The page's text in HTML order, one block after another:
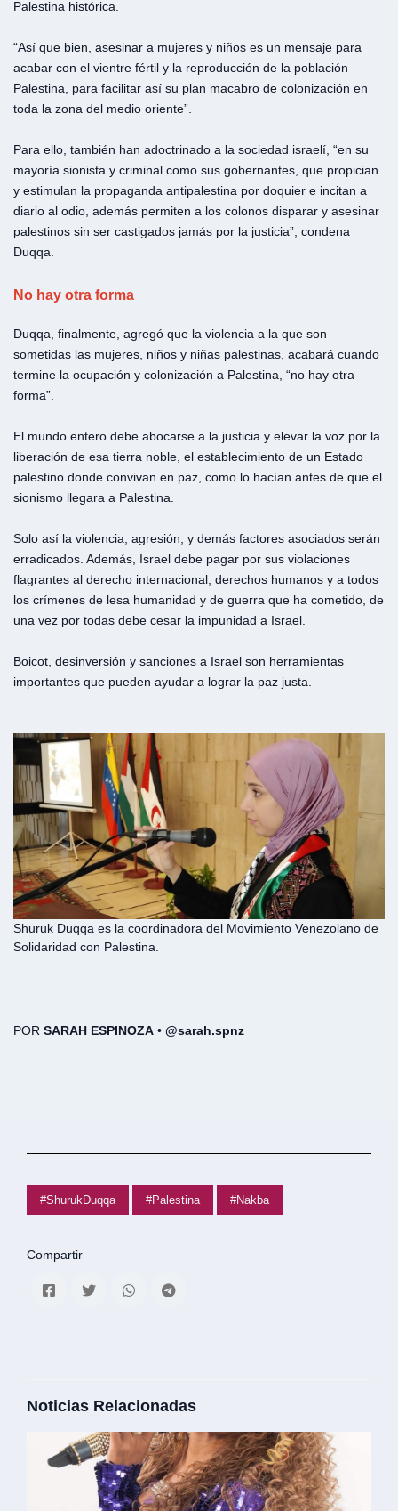
Palestina histórica.
“Así que bien, asesinar a mujeres y niños es un mensaje para
acabar con el vientre fértil y la reproducción de la población
Palestina, para facilitar así su plan macabro de colonización en
toda la zona del medio oriente”.
Para ello, también han adoctrinado a la sociedad israelí, “en su
mayoría sionista y criminal como sus gobernantes, que propician
y estimulan la propaganda antipalestina por doquier e incitan a
diario al odio, además permiten a los colonos disparar y asesinar
palestinos sin ser castigados jamás por la justicia”, condena
Duqqa.
No hay otra forma
Duqqa, finalmente, agregó que la violencia a la que son
sometidas las mujeres, niños y niñas palestinas, acabará cuando
termine la ocupación y colonización a Palestina, “no hay otra
forma”.
El mundo entero debe abocarse a la justicia y elevar la voz por la
liberación de esa tierra noble, el establecimiento de un Estado
palestino donde convivan en paz, como lo hacían antes de que el
sionismo llegara a Palestina.
Solo así la violencia, agresión, y demás factores asociados serán
erradicados. Además, Israel debe pagar por sus violaciones
flagrantes al derecho internacional, derechos humanos y a todos
los crímenes de lesa humanidad y de guerra que ha cometido, de
una vez por todas debe cesar la impunidad a Israel.
Boicot, desinversión y sanciones a Israel son herramientas
importantes que pueden ayudar a lograr la paz justa.
Shuruk Duqqa es la coordinadora del Movimiento Venezolano de
Solidaridad con Palestina.
POR SARAH ESPINOZA • @sarah.spnz
#ShurukDuqqa #Palestina #Nakba
Compartir
Noticias Relacionadas